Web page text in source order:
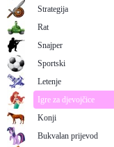
Strategija
Rat
Snajper
Sportski
Letenje
Igre za djevojčice
Konji
Bukvalan prijevod